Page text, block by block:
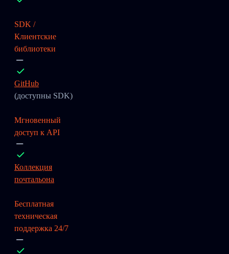
SDK /
Клиентские
библиотеки
GitHub
(доступны SDK)
Мгновенный
доступ к API
Коллекция
почтальона
Бесплатная
техническая
поддержка 24/7